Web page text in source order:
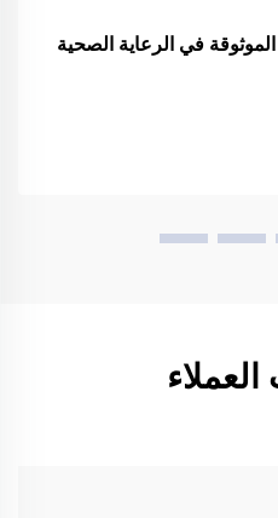
أهمية أجهزة استشعار SPO2 الموثوقة في الرعاية الصحية
العملاء